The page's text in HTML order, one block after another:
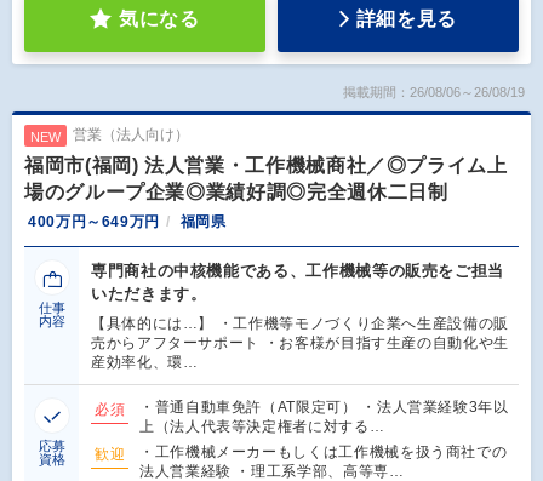
気になる 詳細を見る
掲載期間：26/08/06～26/08/19
NEW 営業（法人向け）
福岡市(福岡) 法人営業・工作機械商社／◎プライム上
場のグループ企業◎業績好調◎完全週休二日制
400万円～649万円 福岡県
仕事
内容
専門商社の中核機能である、工作機械等の販売をご担当
いただきます。
【具体的には…】 ・工作機等モノづくり企業へ生産設備の販
売からアフターサポート ・お客様が目指す生産の自動化や生
産効率化、環…
応募
資格
必須
・普通自動車免許（AT限定可） ・法人営業経験3年以
上（法人代表等決定権者に対する…
歓迎
・工作機械メーカーもしくは工作機械を扱う商社での
法人営業経験 ・理工系学部、高等専…